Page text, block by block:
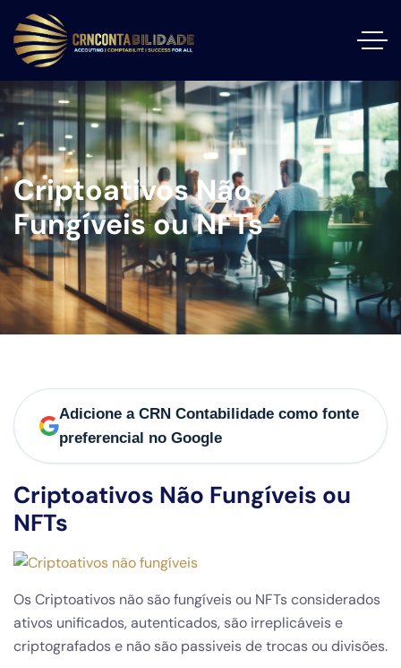
Criptoativos Não
Fungíveis ou NFTs
Adicione a CRN Contabilidade como fonte
preferencial no Google
Criptoativos Não Fungíveis ou
NFTs
Os Criptoativos não são fungíveis ou NFTs considerados
ativos unificados, autenticados, são irreplicáveis e
criptografados e não são passiveis de trocas ou divisões.